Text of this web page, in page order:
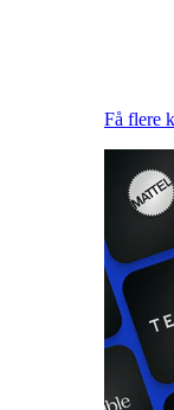
Få flere